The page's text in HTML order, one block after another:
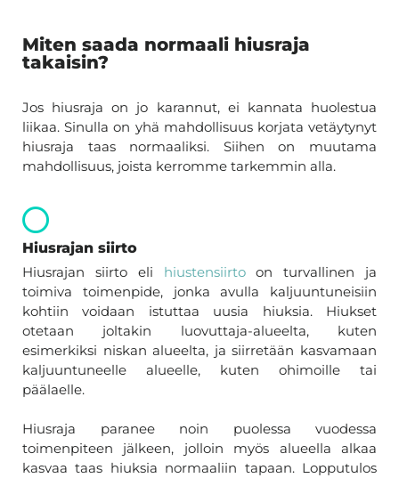
Miten saada normaali hiusraja
takaisin?
Jos hiusraja on jo karannut, ei kannata huolestua
liikaa. Sinulla on yhä mahdollisuus korjata vetäytynyt
hiusraja taas normaaliksi. Siihen on muutama
mahdollisuus, joista kerromme tarkemmin alla.
Hiusrajan siirto
Hiusrajan siirto eli hiustensiirtoon turvallinen ja
toimiva toimenpide, jonka avulla kaljuuntuneisiin
kohtiin voidaan istuttaa uusia hiuksia. Hiukset
otetaan joltakin luovuttaja-alueelta, kuten
esimerkiksi niskan alueelta, ja siirretään kasvamaan
kaljuuntuneelle alueelle, kuten ohimoille tai
päälaelle.
Hiusraja paranee noin puolessa vuodessa
toimenpiteen jälkeen, jolloin myös alueella alkaa
kasvaa taas hiuksia normaaliin tapaan. Lopputulos